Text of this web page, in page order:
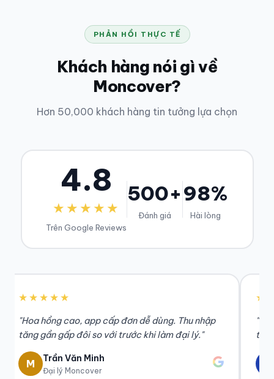
PHẢN HỒI THỰC TẾ
Khách hàng nói gì về
Moncover?
Hơn 50,000 khách hàng tin tưởng lựa chọn
4.8
★★★★★
Trên Google Reviews
500+
Đánh giá
98%
Hài lòng
★★★★★
"Hoa hồng cao, app cấp đơn dễ dùng. Thu nhập
tăng gần gấp đôi so với trước khi làm đại lý."
M Trần Văn Minh
Đại lý Moncover